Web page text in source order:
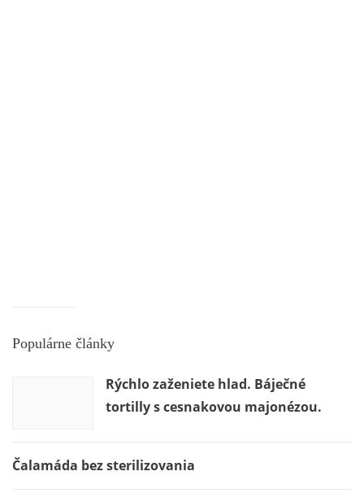
Populárne články
Rýchlo zaženiete hlad. Báječné
tortilly s cesnakovou majonézou.
Čalamáda bez sterilizovania